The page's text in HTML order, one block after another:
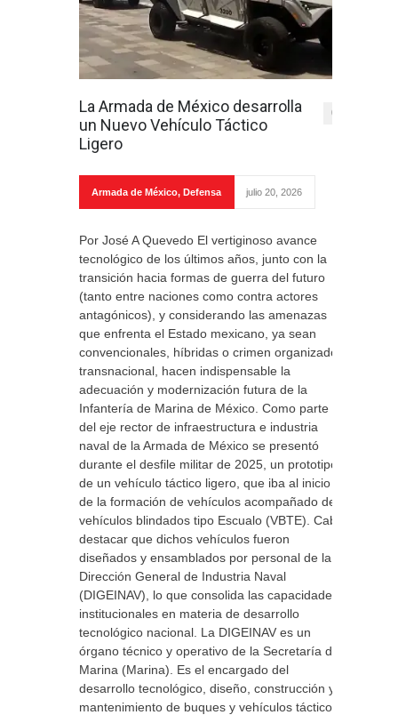
La Armada de México desarrolla
un Nuevo Vehículo Táctico
Ligero
0
Armada de México, Defensa julio 20, 2026
Por José A Quevedo El vertiginoso avance
tecnológico de los últimos años, junto con la
transición hacia formas de guerra del futuro
(tanto entre naciones como contra actores
antagónicos), y considerando las amenazas
que enfrenta el Estado mexicano, ya sean
convencionales, híbridas o crimen organizado
transnacional, hacen indispensable la
adecuación y modernización futura de la
Infantería de Marina de México. Como parte
del eje rector de infraestructura e industria
naval de la Armada de México se presentó
durante el desfile militar de 2025, un prototipo
de un vehículo táctico ligero, que iba al inicio
de la formación de vehículos acompañado de
vehículos blindados tipo Escualo (VBTE). Cabe
destacar que dichos vehículos fueron
diseñados y ensamblados por personal de la
Dirección General de Industria Naval
(DIGEINAV), lo que consolida las capacidades
institucionales en materia de desarrollo
tecnológico nacional. La DIGEINAV es un
órgano técnico y operativo de la Secretaría de
Marina (Marina). Es el encargado del
desarrollo tecnológico, diseño, construcción y
mantenimiento de buques y vehículos tácticos